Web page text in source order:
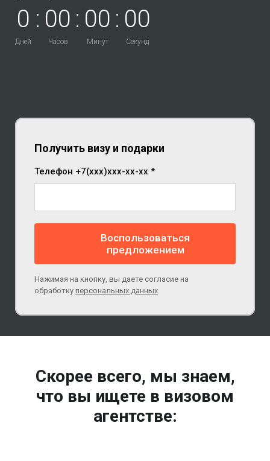
0
Дней
: 00
Часов
: 00
Минут
: 00
Секунд
Получить визу и подарки
Телефон +7(xxx)xxx-xx-xx *
Воспользоваться
предложением
Нажимая на кнопку, вы даете согласие на
обработку персональных данных
Скорее всего, мы знаем,
что вы ищете в визовом
агентстве: